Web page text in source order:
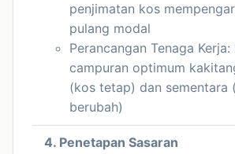
penjimatan kos
pulang modal
Perancangan Tenaga
campuran optimum
(kos tetap) dan sementara
berubah)
4. Penetapan Sasaran